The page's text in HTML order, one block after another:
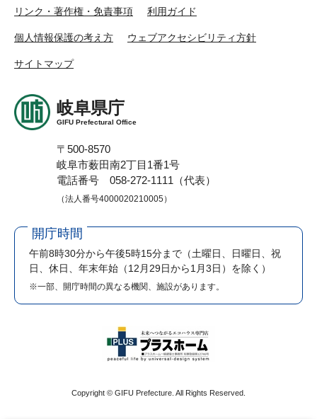
リンク・著作権・免責事項 利用ガイド
個人情報保護の考え方 ウェブアクセシビリティ方針
サイトマップ
岐阜県庁
GIFU Prefectural Office
〒500-8570
岐阜市薮田南2丁目1番1号
電話番号 058-272-1111（代表）
（法人番号4000020210005）
開庁時間
午前8時30分から午後5時15分まで （土曜日、日曜日、祝
日、休日、年末年始（12月29日から1月3日）を除く）
※一部、開庁時間の異なる機関、施設があります。
Copyright © GIFU Prefecture. All Rights Reserved.